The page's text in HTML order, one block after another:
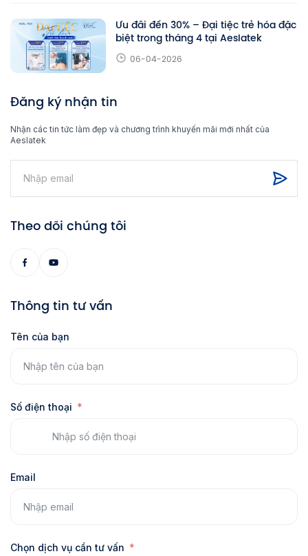
Ưu đãi đến 30% – Đại tiệc trẻ hóa đặc
biệt trong tháng 4 tại Aeslatek
06-04-2026
Đăng ký nhận tin
Nhận các tin tức làm đẹp và chương trình khuyến mãi mới nhất của
Aeslatek
Theo dõi chúng tôi
Thông tin tư vấn
Tên của bạn
Số điện thoại
Email
Chọn dịch vụ cần tư vấn